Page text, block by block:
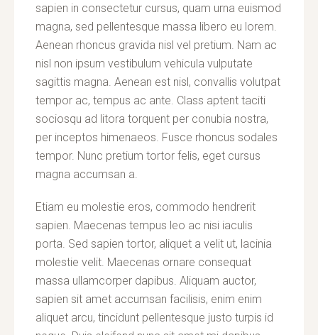
sapien in consectetur cursus, quam urna euismod
magna, sed pellentesque massa libero eu lorem.
Aenean rhoncus gravida nisl vel pretium. Nam ac
nisl non ipsum vestibulum vehicula vulputate
sagittis magna. Aenean est nisl, convallis volutpat
tempor ac, tempus ac ante. Class aptent taciti
sociosqu ad litora torquent per conubia nostra,
per inceptos himenaeos. Fusce rhoncus sodales
tempor. Nunc pretium tortor felis, eget cursus
magna accumsan a.
Etiam eu molestie eros, commodo hendrerit
sapien. Maecenas tempus leo ac nisi iaculis
porta. Sed sapien tortor, aliquet a velit ut, lacinia
molestie velit. Maecenas ornare consequat
massa ullamcorper dapibus. Aliquam auctor,
sapien sit amet accumsan facilisis, enim enim
aliquet arcu, tincidunt pellentesque justo turpis id